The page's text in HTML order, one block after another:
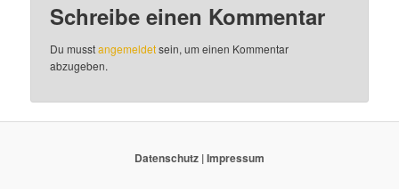
Schreibe einen Kommentar
Du musstangemeldetsein, um einen Kommentar
abzugeben.
Datenschutz |Impressum